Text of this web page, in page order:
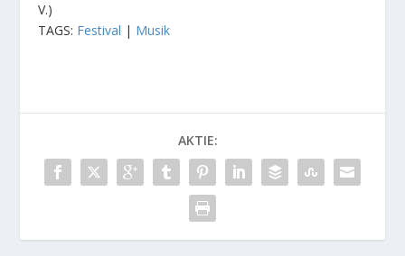
V.)
TAGS: Festival | Musik
AKTIE: